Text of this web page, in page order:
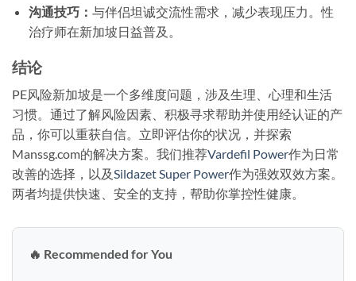
沟通技巧： 与伴侣坦诚交流性需求，减少表现压力。性
治疗师在新加坡日益普及。
结论
PE风险新加坡是一个多维度问题，涉及生理、心理和生活
习惯。通过了解风险因素、积极寻求帮助并使用经认证的产
品，你可以重获自信。立即评估你的状况，并探索
Manssg.com的解决方案。我们推荐Vardefil Power作为日常
改善的选择，以及Sildazet Super Power作为强效双效方案。
两者均提供快速、安全的支持，帮助你掌控性健康。
🔥 Recommended for You